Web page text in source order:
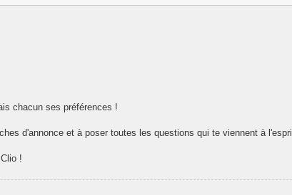
chacun ses préférences !
d'annonce et à poser toutes les questions qui te viennent à
!